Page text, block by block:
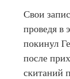
Свои
проведя в
покинул
после
скитаний